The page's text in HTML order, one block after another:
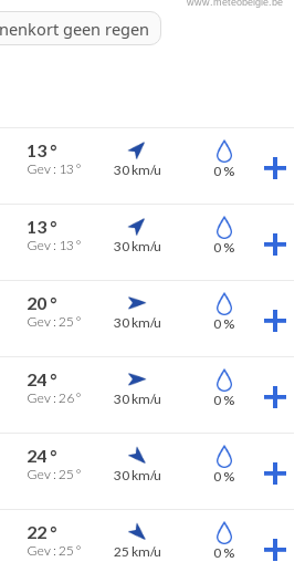
www.meteobelgie.be
geen regen
13 °
Gev : 13 ° 30 km/u 0 %
13 °
Gev : 13 ° 30 km/u 0 %
20 °
Gev : 25 ° 30 km/u 0 %
24 °
Gev : 26 ° 30 km/u 0 %
24 °
Gev : 25 ° 30 km/u 0 %
22 °
Gev : 25 ° 25 km/u 0 %